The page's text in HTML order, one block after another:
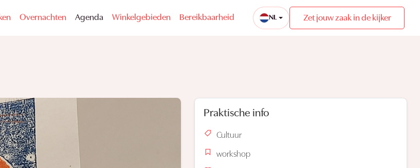
Overnachten Agenda Winkelgebieden Bereikbaarheid NL Zet jouw zaak in de kijker
Praktische info
Cultuur
workshop